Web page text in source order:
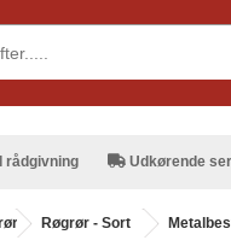
rådgivning Udkørende
. Røgrør - Sort